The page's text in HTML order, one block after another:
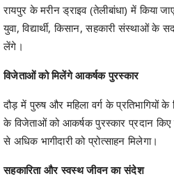
रायपुर के मरीन ड्राइव (तेलीबांधा) में किया
युवा, विद्यार्थी, किसान, सहकारी संस्थाओं के
लेंगे।
विजेताओं को मिलेंगे आकर्षक पुरस्कार
दौड़ में पुरुष और महिला वर्ग के प्रतिभागियों
के विजेताओं को आकर्षक पुरस्कार प्रदान
से अधिक भागीदारी को प्रोत्साहन मिलेगा।
सहकारिता और स्वस्थ जीवन का संदेश